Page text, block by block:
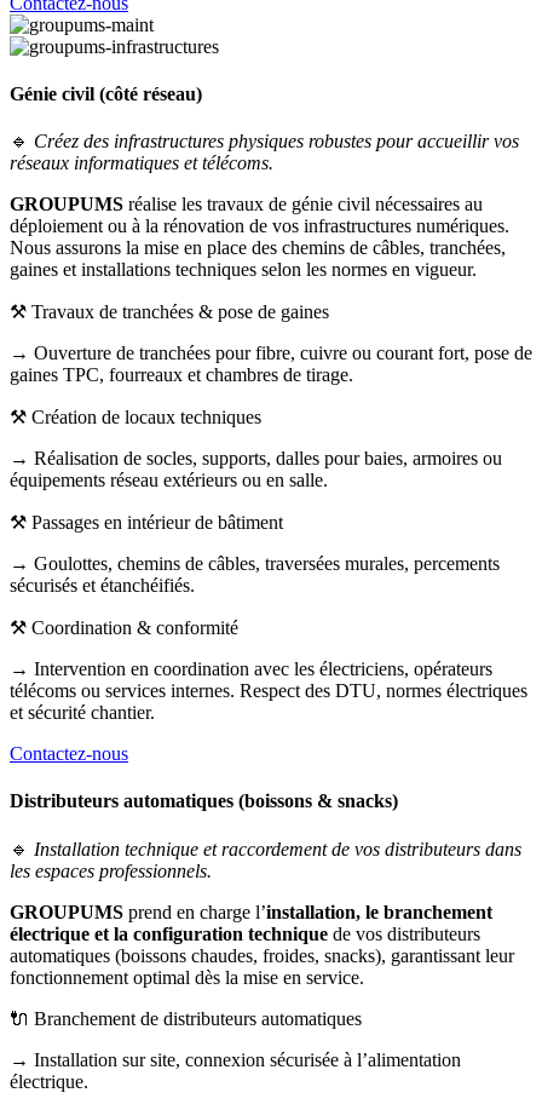
Génie civil (côté réseau)
🔹 Créez des infrastructures physiques robustes pour accueillir vos
réseaux informatiques et télécoms.
GROUPUMS réalise les travaux de génie civil nécessaires au
déploiement ou à la rénovation de vos infrastructures numériques.
Nous assurons la mise en place des chemins de câbles, tranchées,
gaines et installations techniques selon les normes en vigueur.
⚒️ Travaux de tranchées & pose de gaines
→ Ouverture de tranchées pour fibre, cuivre ou courant fort, pose de
gaines TPC, fourreaux et chambres de tirage.
⚒️ Création de locaux techniques
→ Réalisation de socles, supports, dalles pour baies, armoires ou
équipements réseau extérieurs ou en salle.
⚒️ Passages en intérieur de bâtiment
→ Goulottes, chemins de câbles, traversées murales, percements
sécurisés et étanchéifiés.
⚒️ Coordination & conformité
→ Intervention en coordination avec les électriciens, opérateurs
télécoms ou services internes. Respect des DTU, normes électriques
et sécurité chantier.
Contactez-nous
Distributeurs automatiques (boissons & snacks)
🔹 Installation technique et raccordement de vos distributeurs dans
les espaces professionnels.
GROUPUMS prend en charge l’installation, le branchement
électrique et la configuration technique de vos distributeurs
automatiques (boissons chaudes, froides, snacks), garantissant leur
fonctionnement optimal dès la mise en service.
🔌 Branchement de distributeurs automatiques
→ Installation sur site, connexion sécurisée à l’alimentation
électrique.